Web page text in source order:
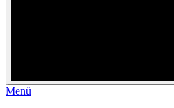
Menü